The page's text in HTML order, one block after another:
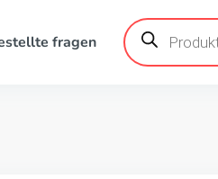
fragen
Products
search